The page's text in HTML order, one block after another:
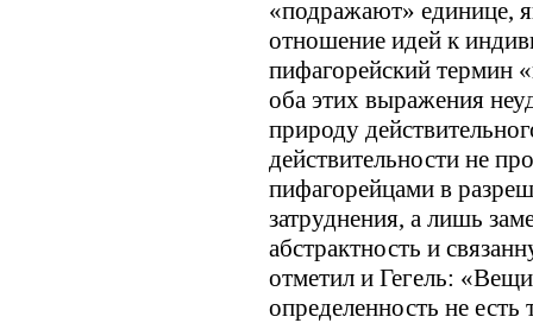
«подражают» единице,
отношение идей к
пифагорейский термин
оба этих выражения
природу
действительности не
пифагорейцами в
затруднения, а лишь
абстрактность и
отметил и Гегель:
определенность не есть